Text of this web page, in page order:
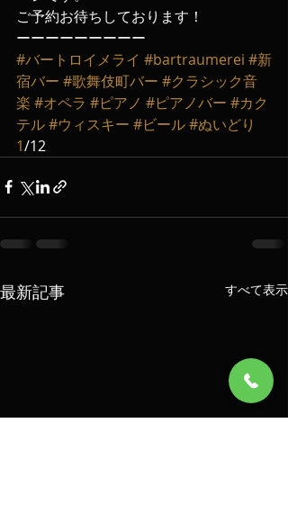
ご予約お待ちしております！
ーーーーーーーーー
#バートロイメライ #bartraumerei #新
宿バー #歌舞伎町バー #クラシック音
楽 #オペラ #ピアノ #ピアノバー #カク
テル#ウィスキー #ビール#ぬいどり
1/12
最新記事 すべて表示